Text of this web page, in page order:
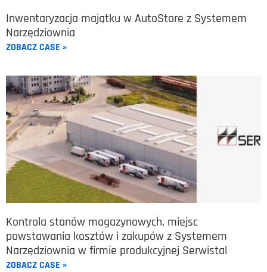
Inwentaryzacja majątku w AutoStore z Systemem
Narzędziownia
ZOBACZ CASE »
Kontrola stanów magazynowych, miejsc
powstawania kosztów i zakupów z Systemem
Narzędziownia w firmie produkcyjnej Serwistal
ZOBACZ CASE »